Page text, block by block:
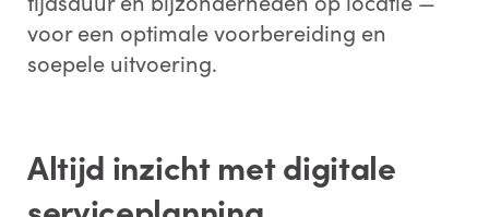
voor een optimale voorbereiding en
soepele uitvoering.
Altijd inzicht met digitale